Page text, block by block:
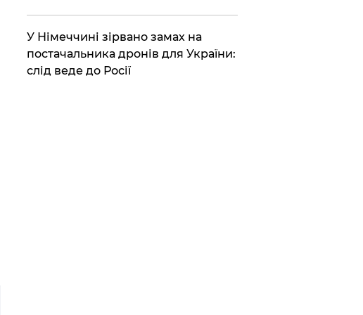
​У Німеччині зірвано замах на
постачальника дронів для України:
слід веде до Росії